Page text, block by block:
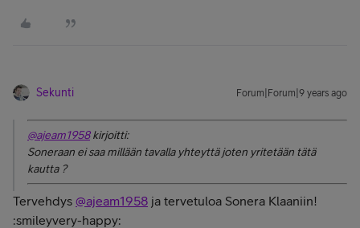
Sekunti Forum|Forum|9 years ago
@ajeam1958kirjoitti:
Soneraan ei saa millään tavalla yhteyttä joten yritetään tätä
kautta ?
Tervehdys @ajeam1958 ja tervetuloa Sonera Klaaniin!
:smileyvery-happy: